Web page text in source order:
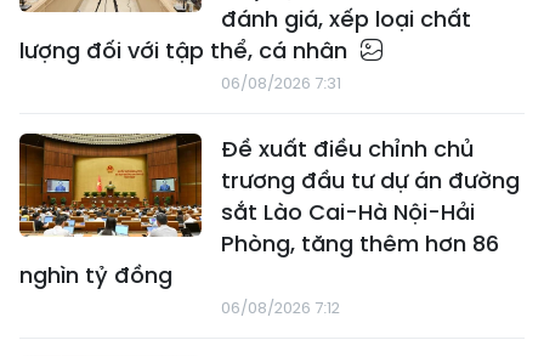
đánh giá, xếp loại chất
lượng đối với tập thể, cá nhân
06/08/2026 7:31
Đề xuất điều chỉnh chủ
trương đầu tư dự án đường
sắt Lào Cai-Hà Nội-Hải
Phòng, tăng thêm hơn 86
nghìn tỷ đồng
06/08/2026 7:12